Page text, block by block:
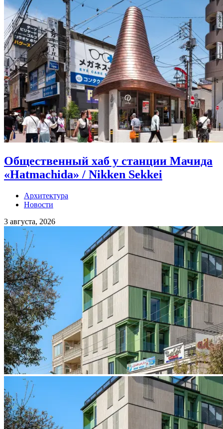
Общественный хаб у станции Мачида
«Hatmachida» / Nikken Sekkei
Архитектура
Новости
3 августа, 2026